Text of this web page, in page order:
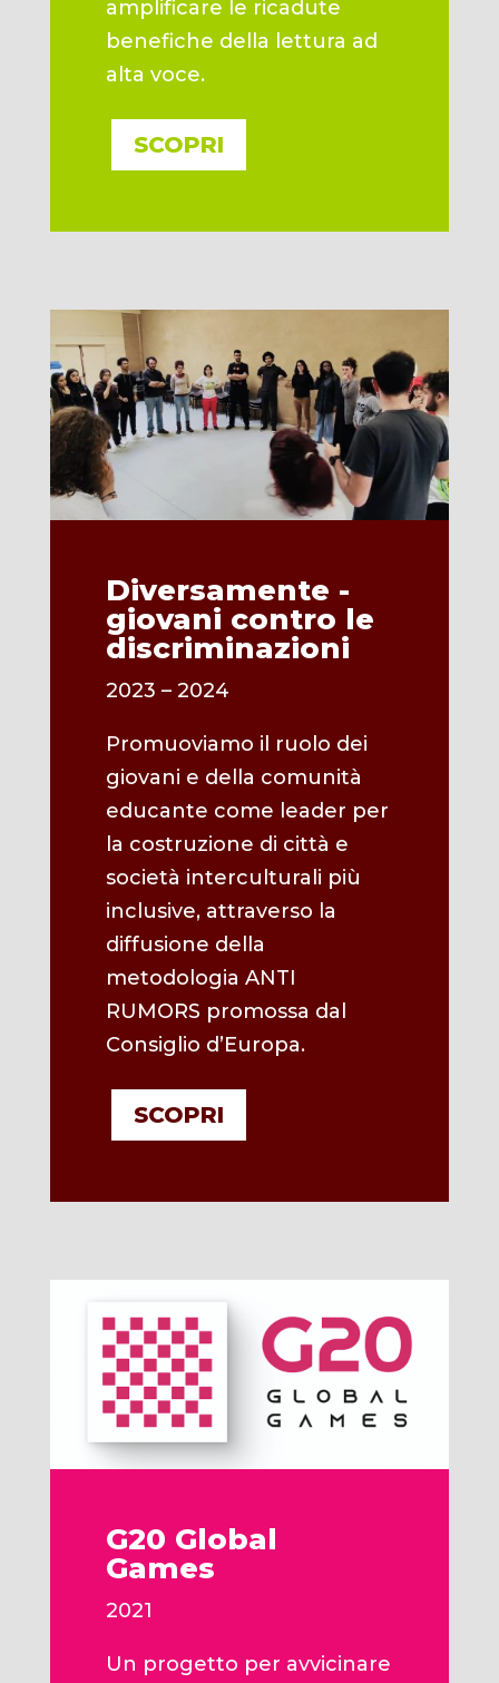
amplificare le ricadute
benefiche della lettura ad
alta voce.
SCOPRI
Diversamente -
giovani contro le
discriminazioni
2023 – 2024
Promuoviamo il ruolo dei
giovani e della comunità
educante come leader per
la costruzione di città e
società interculturali più
inclusive, attraverso la
diffusione della
metodologia ANTI
RUMORS promossa dal
Consiglio d’Europa.
SCOPRI
G20 Global
Games
2021
Un progetto per avvicinare